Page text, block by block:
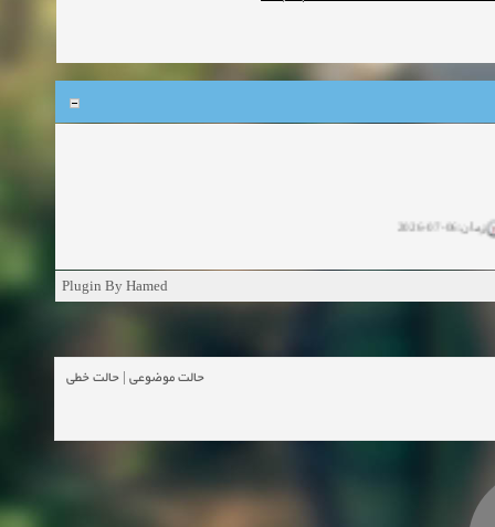
04-2025
زمان:11-11-2024
زمان:10-28-2024
Plugin By Hamed
حالت موضوعی حالت خطی